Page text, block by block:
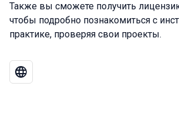
Также вы сможете получить
чтобы подробно познакомиться с
практике, проверяя свои проекты.